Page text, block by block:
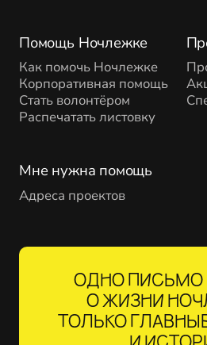
Помощь Ночлежке
Как помочь Ночлежке
Корпоративная помощь
Стать волонтёром
Распечатать листовку
Мне нужна помощь
Адреса проектов
ОДНО ПИСЬМО
О ЖИЗНИ
ТОЛЬКО